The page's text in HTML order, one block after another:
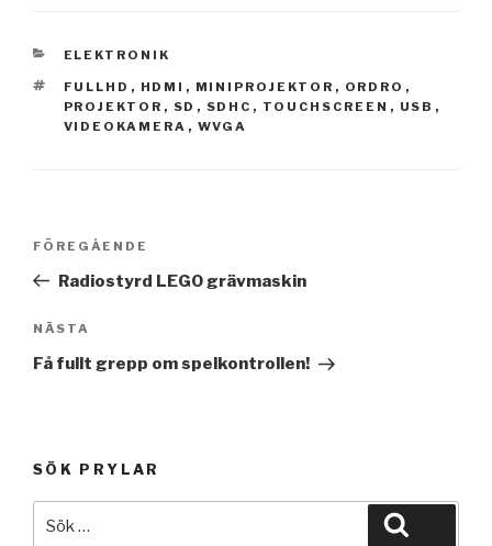
KATEGORIER
ELEKTRONIK
TAGGAR
FULLHD , HDMI , MINIPROJEKTOR , ORDRO ,
PROJEKTOR , SD , SDHC , TOUCHSCREEN , USB ,
VIDEOKAMERA , WVGA
Inläggsnavigering
Föregående
inlägg
FÖREGÅENDE
Radiostyrd LEGO grävmaskin
Nästa
inlägg
NÄSTA
Få fullt grepp om spelkontrollen!
SÖK PRYLAR